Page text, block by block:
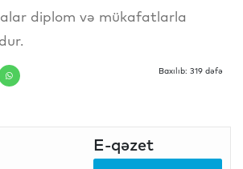
diplom və mükafatlarla
Baxılıb: 319 dəfə
E-qəzet